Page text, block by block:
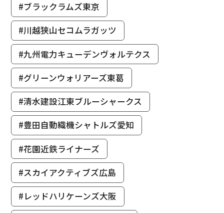
#ブラックラムズ東京
#川越狭山セコムラガッツ
#九州電力キューデンヴォルテクス
#グリーンウォリアーズ東葛
#清水建設江東ブルーシャークス
#豊田自動織機シャトルズ愛知
#花園近鉄ライナーズ
#スカイアクティブズ広島
#レッドハリケーンズ大阪